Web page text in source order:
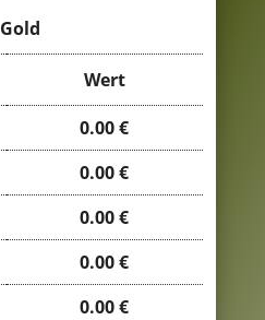
Gold
Wert
0.00 €
0.00 €
0.00 €
0.00 €
0.00 €